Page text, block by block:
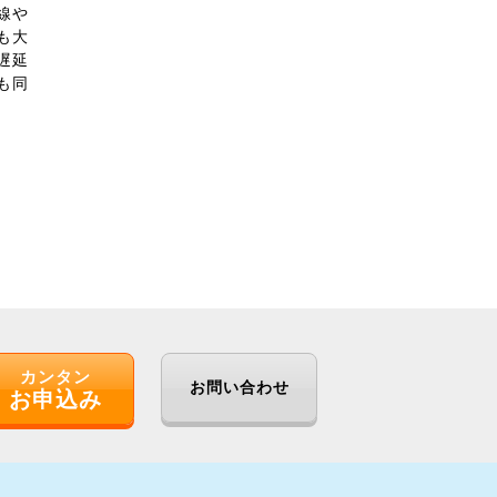
や
大
延
同
カンタン
お申込み お問い合わせ